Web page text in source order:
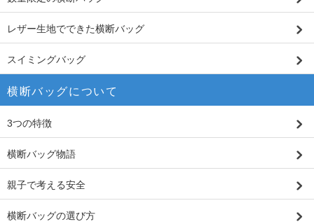
レザー生地でできた横断バッグ
スイミングバッグ
横断バッグについて
3つの特徴
横断バッグ物語
親子で考える安全
横断バッグの選び方